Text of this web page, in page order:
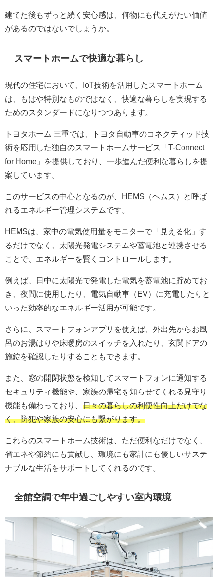
建てた後もずっと続く安心感は、何物にも代えがたい価値
があるのではないでしょうか。
スマートホームで快適な暮らし
現代の住宅において、IoT技術を活用したスマートホーム
は、もはや特別なものではなく、快適な暮らしを実現する
ためのスタンダードになりつつあります。
トヨタホーム 三重では、トヨタ自動車のコネクティッド技
術を応用した独自のスマートホームサービス「T-Connect
for Home」を提供しており、一歩進んだ便利な暮らしを提
案しています。
このサービスの中心となるのが、HEMS（ヘムス）と呼ば
れるエネルギー管理システムです。
HEMSは、家中の電気使用量をモニターで「見える化」す
るだけでなく、太陽光発電システムや蓄電池と連携させる
ことで、エネルギーを賢くコントロールします。
例えば、日中に太陽光で発電した電気を蓄電池に貯めてお
き、夜間に使用したり、電気自動車（EV）に充電したりと
いった効率的なエネルギー活用が可能です。
さらに、スマートフォンアプリを使えば、外出先からお風
呂のお湯はりや床暖房のスイッチを入れたり、玄関ドアの
施錠を確認したりすることもできます。
また、窓の開閉状態を検知してスマートフォンに通知する
セキュリティ機能や、家族の帰宅を知らせてくれる見守り
機能も備わっており、 日々の暮らしの利便性向上だけでな
く、防犯や家族の安心にも繋がります。
これらのスマートホーム技術は、ただ便利なだけでなく、
省エネや節約にも貢献し、環境にも家計にも優しいサステ
ナブルな生活をサポートしてくれるのです。
全館空調で年中過ごしやすい室内環境